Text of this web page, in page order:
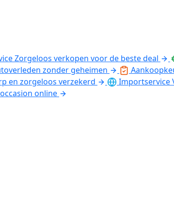
Zorgeloos verkopen voor de beste deal
zonder geheimen
en zorgeloos verzekerd Importservice
online